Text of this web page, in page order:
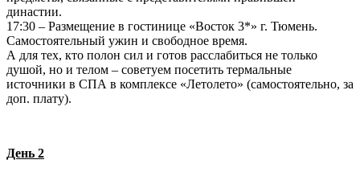
династии.
17:30 – Размещение в гостинице «Восток 3*» г. Тюмень.
Самостоятельный ужин и свободное время.
А для тех, кто полон сил и готов расслабиться не только
душой, но и телом – советуем посетить термальные
источники в СПА в комплексе «Летолето» (самостоятельно, за
доп. плату).
День 2